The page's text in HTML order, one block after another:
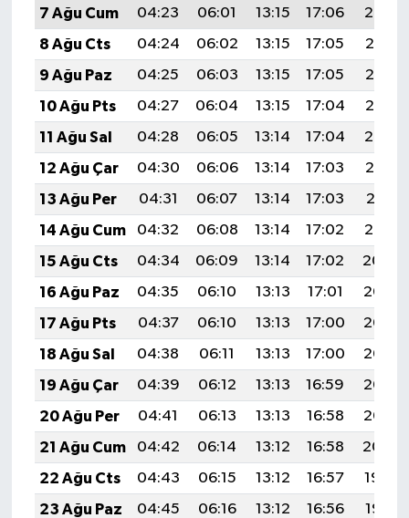
7 Ağu Cum
04:23 06:01 13:15 17:06
20:19
8 Ağu Cts
04:24 06:02 13:15 17:05
20:18
9 Ağu Paz
04:25 06:03 13:15 17:05
20:17
10 Ağu Pts
04:27 06:04 13:15 17:04
20:15
11 Ağu Sal
04:28 06:05 13:14 17:04
20:14
12 Ağu Çar
04:30 06:06 13:14 17:03
20:13
13 Ağu Per
04:31 06:07 13:14 17:03
20:11
14 Ağu Cum
04:32 06:08 13:14 17:02
20:10
15 Ağu Cts
04:34 06:09 13:14 17:02
20:09
16 Ağu Paz
04:35 06:10 13:13 17:01
20:07
17 Ağu Pts
04:37 06:10 13:13 17:00
20:06
18 Ağu Sal
04:38 06:11 13:13 17:00
20:05
19 Ağu Çar
04:39 06:12 13:13 16:59
20:03
20 Ağu Per
04:41 06:13 13:13 16:58
20:02
21 Ağu Cum
04:42 06:14 13:12 16:58
20:00
22 Ağu Cts
04:43 06:15 13:12 16:57
19:59
23 Ağu Paz
04:45 06:16 13:12 16:56
19:58